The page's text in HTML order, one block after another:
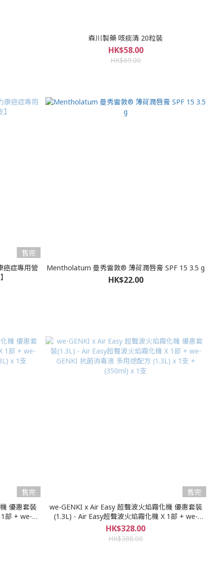
森川製藥 咳痰清 20粒裝
HK$58.00
HK$69.00
售完
癌症專用營
Mentholatum 曼秀雷敦® 薄荷潤唇膏 SPF 15 3.5 g
HK$22.00
售完
優惠套裝
x 1支
售完
we-GENKI x Air Easy 超聲波火焰霧化機 優惠套裝
(1.3L) - Air Easy超聲波火焰霧化機 X 1部 + we-
GENKI 抗菌消毒液 多用途配方 (1.3L) x 1支 +
(350ml) x 1支
HK$328.00
HK$388.00